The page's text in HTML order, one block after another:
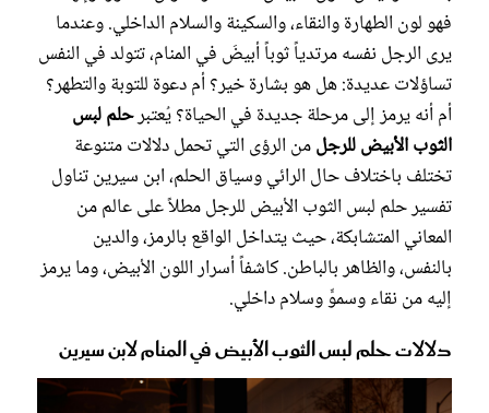
فهو لون الطهارة والنقاء، والسكينة والسلام الداخلي. وعندما
يرى الرجل نفسه مرتدياً ثوباً أبيضَ في المنام، تتولد في النفس
تساؤلات عديدة: هل هو بشارة خير؟ أم دعوة للتوبة والتطهر؟
أم أنه يرمز إلى مرحلة جديدة في الحياة؟ يُعتبرحلم لبس
الثوب الأبيض للرجلمن الرؤى التي تحمل دلالات متنوعة
تختلف باختلاف حال الرائي وسياق الحلم، ابن سيرين تناول
تفسير حلم لبس الثوب الأبيض للرجل مطلاً على عالم من
المعاني المتشابكة، حيث يتداخل الواقع بالرمز، والدين
بالنفس، والظاهر بالباطن. كاشفاً أسرار اللون الأبيض، وما يرمز
إليه من نقاء وسموٍّ وسلام داخلي.
دلالات حلم لبس الثوب الأبيض في المنام لابن سيرين